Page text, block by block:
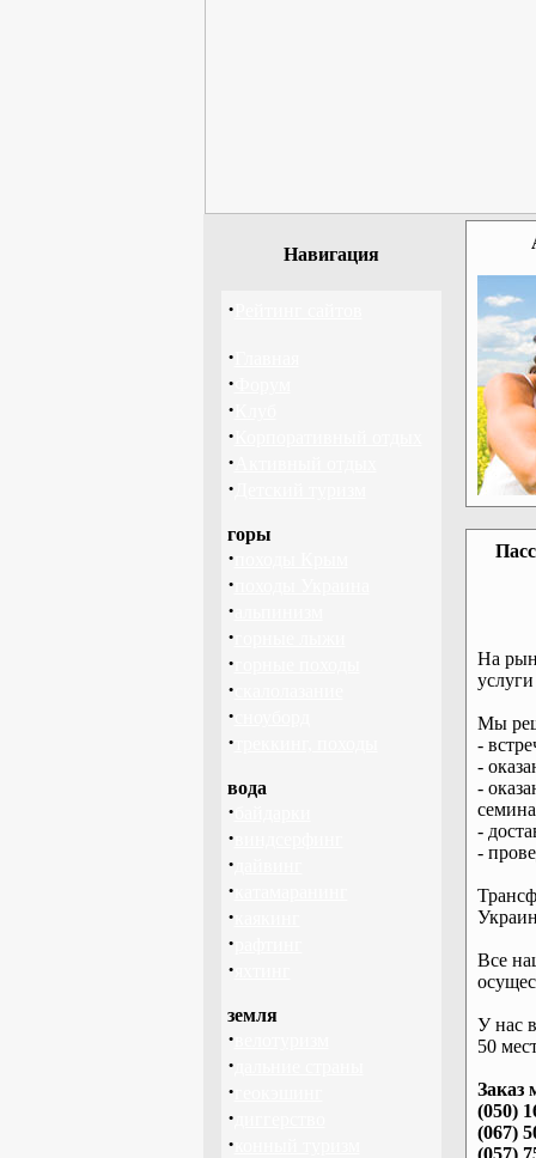
Навигация
·
·
·
·
·
·
·
горы
·
·
·
·
·
·
·
·
вода
·
·
·
·
·
·
·
земля
·
·
·
·
·
На
Мы
-
-
-
-
-
Все
У нас
50
Заказ
(050)
(067)
(057)